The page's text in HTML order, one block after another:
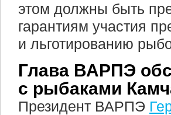
этом должны быть
гарантиям участия
и льготированию
Глава ВАРПЭ
с рыбаками
Президент ВАРПЭ